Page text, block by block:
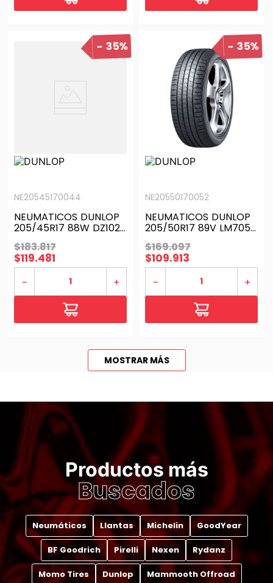
35%
NE20545170044
NEUMATICOS DUNLOP
205/45R17 88W DZ102
H/T TL BLK THA
$183.817
$119.481
＋
－
35%
NE20550170052
NEUMATICOS DUNLOP
205/50R17 89V LM705
PR H/T THA
$169.097
$109.913
＋
－
MOSTRAR MÁS
Productos más
Buscados
Neumáticos Llantas Michelin GoodYear
BF Goodrich Pirelli Nexen Rydanz
Momo Tires Dunlop Mammooth Offroad